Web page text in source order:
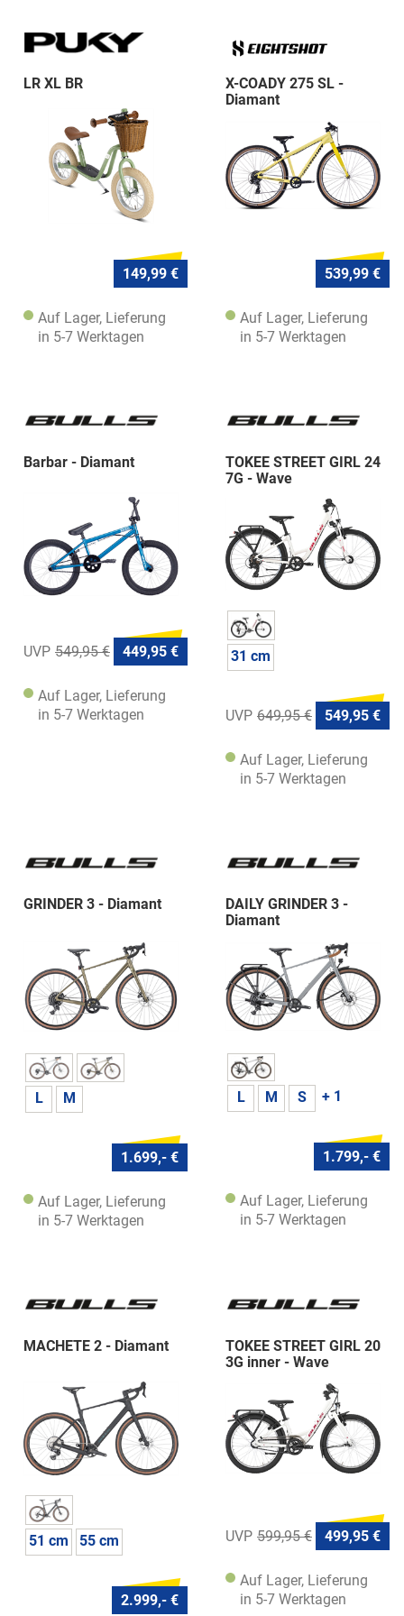
LR XL BR
149,99 €
Auf Lager, Lieferung
in 5-7 Werktagen
X-COADY 275 SL -
Diamant
539,99 €
Auf Lager, Lieferung
in 5-7 Werktagen
Barbar - Diamant
549,95 € 449,95 €
Auf Lager, Lieferung
in 5-7 Werktagen
TOKEE STREET GIRL 24
7G - Wave
31 cm
649,95 € 549,95 €
Auf Lager, Lieferung
in 5-7 Werktagen
GRINDER 3 - Diamant
L M
1.699,- €
Auf Lager, Lieferung
in 5-7 Werktagen
DAILY GRINDER 3 -
Diamant
L M S + 1
1.799,- €
Auf Lager, Lieferung
in 5-7 Werktagen
MACHETE 2 - Diamant
51 cm 55 cm
2.999,- €
TOKEE STREET GIRL 20
3G inner - Wave
599,95 € 499,95 €
Auf Lager, Lieferung
in 5-7 Werktagen